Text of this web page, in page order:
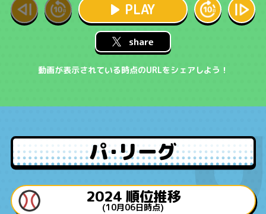
PLAY
share
動画が表示されている時点のURLをシェアしよう！
パ･リーグ
2024 順位推移
(10月06日時点)